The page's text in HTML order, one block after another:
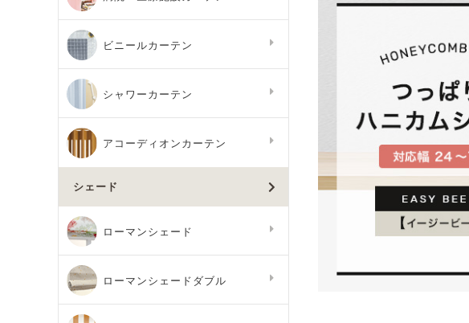
ビニールカーテン
シャワーカーテン
アコーディオンカーテン
シェード
ローマンシェード
ローマンシェードダブル